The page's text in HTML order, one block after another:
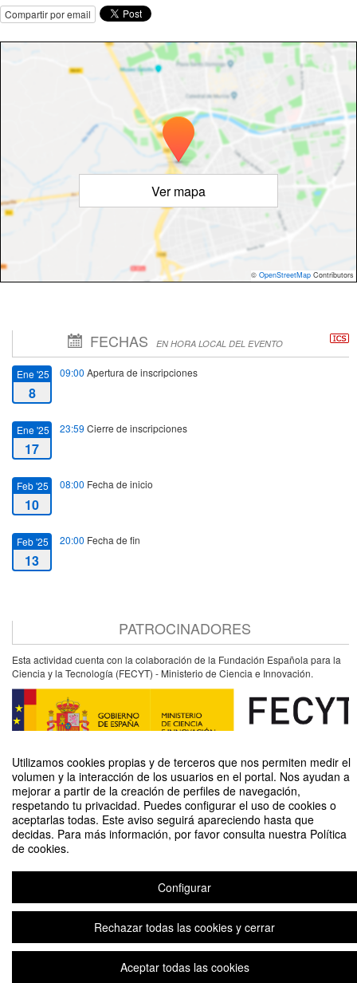
Utilizamos cookies propias y de terceros que nos permiten medir el
volumen y la interacción de los usuarios en el portal. Nos ayudan a
mejorar a partir de la creación de perfiles de navegación,
respetando tu privacidad. Puedes configurar el uso de cookies o
aceptarlas todas. Este aviso seguirá apareciendo hasta que
decidas. Para más información, por favor consulta nuestra Política
de cookies.
Configurar
Rechazar todas las cookies y cerrar
Aceptar todas las cookies
Compartir por email
Ver mapa
© OpenStreetMap Contributors
FECHAS EN HORA LOCAL DEL EVENTO
Ene '25
8
09:00 Apertura de inscripciones
Ene '25
17
23:59 Cierre de inscripciones
Feb '25
10
08:00 Fecha de inicio
Feb '25
13
20:00 Fecha de fin
PATROCINADORES
Esta actividad cuenta con la colaboración de la Fundación Española para la
Ciencia y la Tecnología (FECYT) - Ministerio de Ciencia e Innovación.
Más allá de las apariencias: la Psicología como clave para nuestro bienestar
Organizado por Unidad de Cultura Científica y de la Innovación (UCC+I)
Aviso legal|Contacto
Plataforma de organización de eventos Symposium
Copyright © 2026